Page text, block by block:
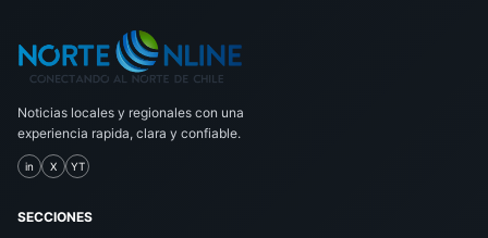
Noticias locales y regionales con una
experiencia rapida, clara y confiable.
in X YT
SECCIONES